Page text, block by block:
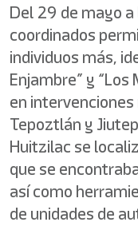
Del 29 de mayo
coordinados
individuos más,
Enjambre” y
en
Tepoztlán y
Huitzilac se
que se
así como
de unidades de